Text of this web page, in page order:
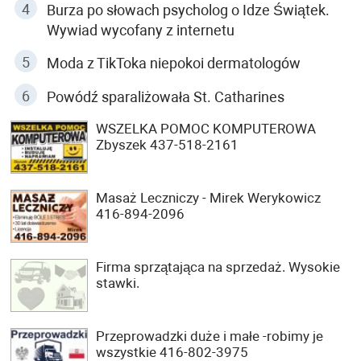
Burza po słowach psycholog o Idze Świątek.
Wywiad wycofany z internetu
Moda z TikToka niepokoi dermatologów
Powódź sparaliżowała St. Catharines
WSZELKA POMOC KOMPUTEROWA
Zbyszek 437-518-2161
Masaż Leczniczy - Mirek Werykowicz
416-894-2096
Firma sprzątająca na sprzedaż. Wysokie
stawki.
Przeprowadzki duże i małe -robimy je
wszystkie 416-802-3975